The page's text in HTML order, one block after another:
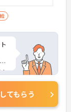
てもらう